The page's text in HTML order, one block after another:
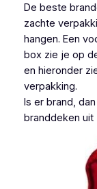
De beste
zachte
hangen. Een
box zie je op
en hieronder
verpakking.
Is er brand,
branddeken uit